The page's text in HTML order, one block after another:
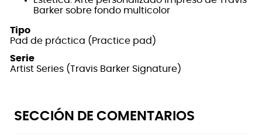
Barker sobre fondo multicolor
Tipo
Pad de práctica (Practice pad)
Serie
Artist Series (Travis Barker Signature)